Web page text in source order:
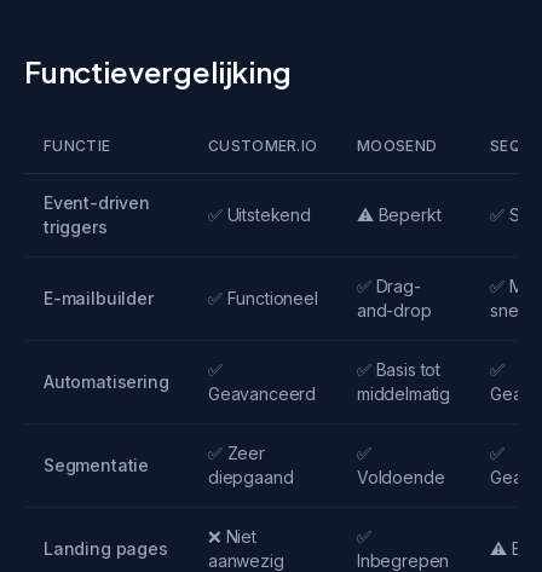
Functievergelijking
FUNCTIE CUSTOMER.IO MOOSEND
Event-driven
triggers
✅ Uitstekend ⚠️ Beperkt ✅
E-mailbuilder ✅ Functioneel
✅ Drag-
and-drop
✅
snel
Automatisering
✅
Geavanceerd
✅ Basis tot
middelmatig
✅
Segmentatie
✅ Zeer
diepgaand
✅
Voldoende
✅
Landing pages
❌ Niet
aanwezig
✅
Inbegrepen
⚠️